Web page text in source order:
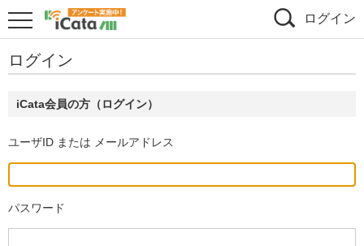
ログイン
ログイン
iCata会員の方（ログイン）
ユーザID または メールアドレス
パスワード